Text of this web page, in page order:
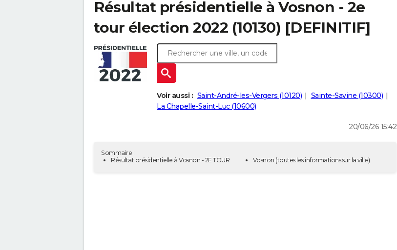
Résultat présidentielle à Vosnon - 2e
tour élection 2022 (10130) [DEFINITIF]
Voir aussi : Saint-André-les-Vergers (10120)
Sainte-Savine (10300)
La Chapelle-Saint-Luc (10600)
20/06/26 15:42
Sommaire :
Résultat présidentielle à Vosnon - 2E TOUR
Vosnon (toutes les informations sur la ville)